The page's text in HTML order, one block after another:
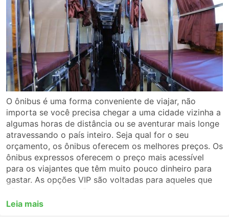
O ônibus é uma forma conveniente de viajar, não
importa se você precisa chegar a uma cidade vizinha a
algumas horas de distância ou se aventurar mais longe
atravessando o país inteiro. Seja qual for o seu
orçamento, os ônibus oferecem os melhores preços. Os
ônibus expressos oferecem o preço mais acessível
para os viajantes que têm muito pouco dinheiro para
gastar. As opções VIP são voltadas para aqueles que
ônibus, certifique-se de escolher o tipo de serviço que
Leia mais